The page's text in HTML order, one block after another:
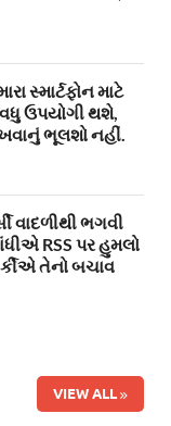
સ્માર્ટફોન માટે
ઉપયોગી થશે,
ભૂલશો નહીં.
વાદળીથી ભગવી
RSS પર હુમલો
તેનો બચાવ
VIEW ALL